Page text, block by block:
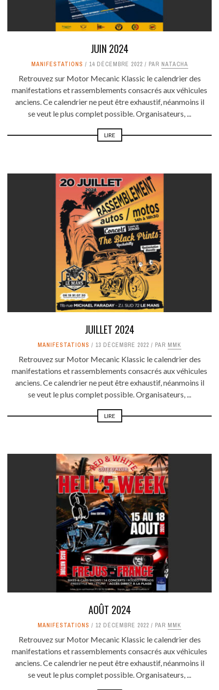
JUIN 2024
MANIFESTATIONS 14 DÉCEMBRE 2022 PAR NATACHA
Retrouvez sur Motor Mecanic Klassic le calendrier des
manifestations et rassemblements consacrés aux véhicules
anciens. Ce calendrier ne peut être exhaustif, néanmoins il
se veut le plus complet possible. Organisateurs, ...
LIRE
JUILLET 2024
MANIFESTATIONS 13 DÉCEMBRE 2022 PAR MMK
Retrouvez sur Motor Mecanic Klassic le calendrier des
manifestations et rassemblements consacrés aux véhicules
anciens. Ce calendrier ne peut être exhaustif, néanmoins il
se veut le plus complet possible. Organisateurs, ...
LIRE
AOÛT 2024
MANIFESTATIONS 12 DÉCEMBRE 2022 PAR MMK
Retrouvez sur Motor Mecanic Klassic le calendrier des
manifestations et rassemblements consacrés aux véhicules
anciens. Ce calendrier ne peut être exhaustif, néanmoins il
se veut le plus complet possible. Organisateurs, ...